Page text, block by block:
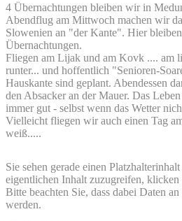
4 Übernachtungen bleiben wir in
Abendflug am Mittwoch machen wir
Slowenien an "der Kante". Hier
Übernachtungen.
Fliegen am Lijak und am Kovk .... am
runter... und hoffentlich "Senioren-
Hauskante sind geplant. Abendessen
den Absacker an der Mauer. Das
immer gut - selbst wenn das Wetter
Vielleicht fliegen wir auch einen Tag
weiß.....
Sie sehen gerade einen
eigentlichen Inhalt zuzugreifen,
Bitte beachten Sie, dass dabei Daten
werden.